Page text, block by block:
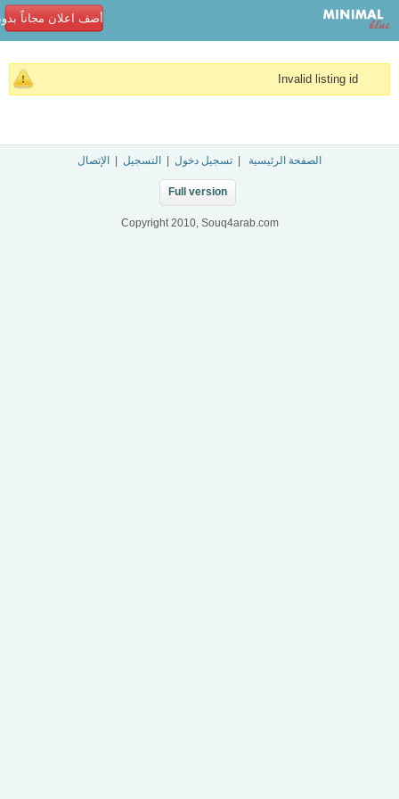
أضف اعلان مجاناً
Invalid listing id
الصفحة الرئيسية تسجيل دخول التسجيل الإتصال
Full version
Copyright 2010, Souq4arab.com